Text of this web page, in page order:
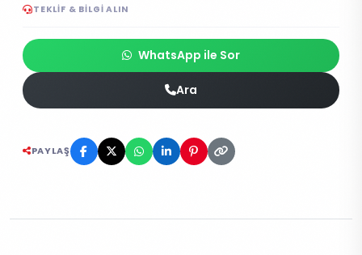
TEKLIF & BILGI ALIN
WhatsApp ile Sor
Ara
PAYLAŞ